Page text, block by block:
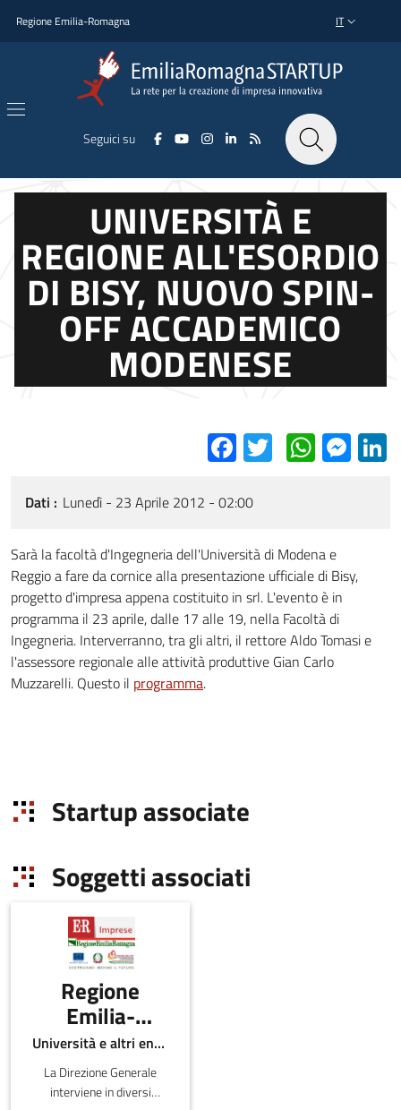
Regione Emilia-Romagna SELETTORE
IT
Seguici su
UNIVERSITÀ E
REGIONE ALL'ESORDIO
DI BISY, NUOVO SPIN-
OFF ACCADEMICO
MODENESE
Facebook
Twitter
Dati Lunedì - 23 Aprile 2012 - 02:00
Sarà la facoltà d'Ingegneria dell'Università di Modena e
Reggio a fare da cornice alla presentazione ufficiale di Bisy,
progetto d'impresa appena costituito in srl. L'evento è in
programma il 23 aprile, dalle 17 alle 19, nella Facoltà di
Ingegneria. Interverranno, tra gli altri, il rettore Aldo Tomasi e
l'assessore regionale alle attività produttive Gian Carlo
Muzzarelli. Questo il programma.
Startup associate
Soggetti associati
Regione
Emilia-
Romagna -
Direzione
Generale
Università e altri enti pubblici
La Direzione Generale
interviene in diversi